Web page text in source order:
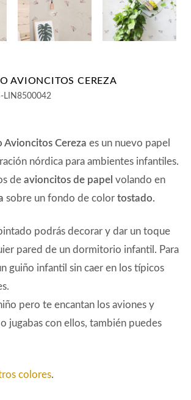
AVIONCITOS CEREZA
LIN8500042
Avioncitos Cereza es un nuevo papel
nórdica para ambientes infantiles.
de avioncitos de papel volando en
sobre un fondo de color tostado.
podrás decorar y dar un toque
pared de un dormitorio infantil. Para
guiño infantil sin caer en los típicos
pero te encantan los aviones y
jugabas con ellos, también puedes
colores.